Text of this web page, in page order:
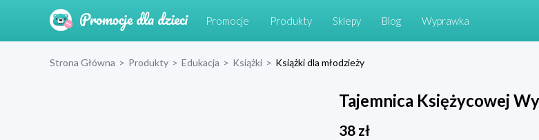
Promocje Produkty Sklepy Blog Wyprawka
Strona Główna > Produkty > Edukacja > Książki > Książki dla młodzieży
Tajemnica Księżycowej
38zł